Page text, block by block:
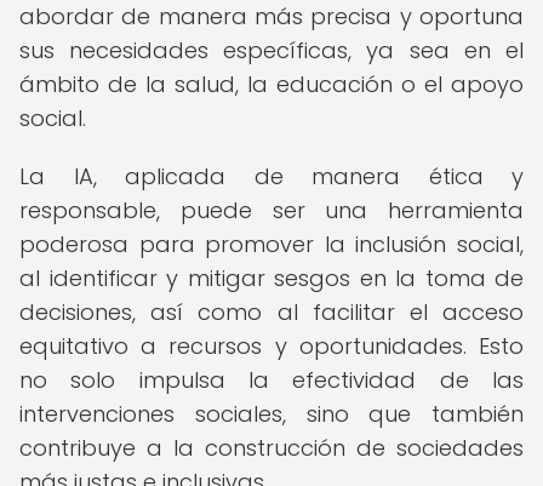
abordar de manera más precisa y oportuna
sus necesidades específicas, ya sea en el
ámbito de la salud, la educación o el apoyo
social.
La IA, aplicada de manera ética y
responsable, puede ser una herramienta
poderosa para promover la inclusión social,
al identificar y mitigar sesgos en la toma de
decisiones, así como al facilitar el acceso
equitativo a recursos y oportunidades. Esto
no solo impulsa la efectividad de las
intervenciones sociales, sino que también
contribuye a la construcción de sociedades